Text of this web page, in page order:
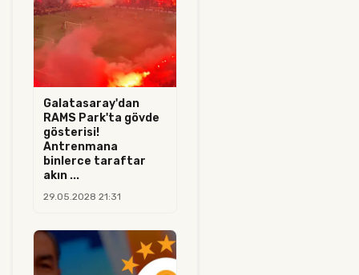
Galatasaray'dan
RAMS Park'ta gövde
gösterisi!
Antrenmana
binlerce taraftar
akın ...
29.05.2028 21:31